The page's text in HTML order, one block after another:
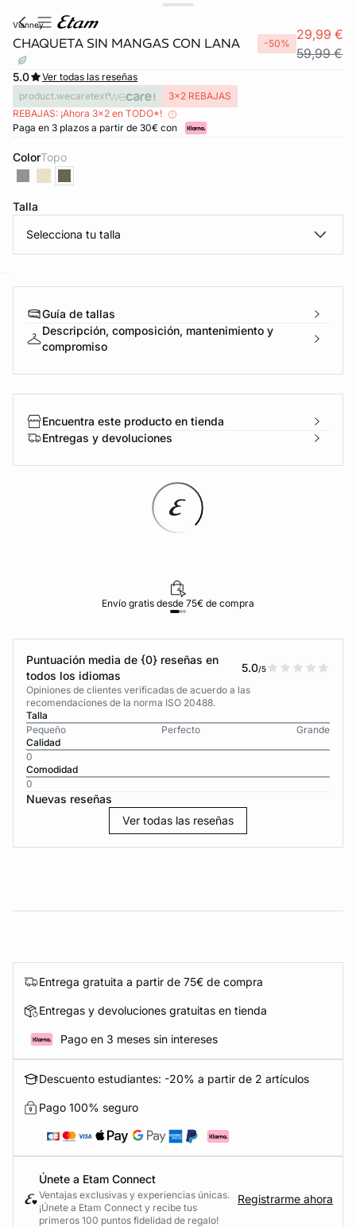
vianney
CHAQUETA SIN MANGAS CON LANA -50%
29,99 €
59,99 €
5.0
Ver todas las reseñas
product.wecaretext
3x2 REBAJAS
REBAJAS: ¡Ahora 3x2 en TODO*!
Paga en 3 plazos a partir de 30€ con
Color topo
Talla
Selecciona tu talla
Guía de tallas
Descripción, composición, mantenimiento y
compromiso
Encuentra este producto en tienda
Entregas y devoluciones
Envío gratis desde 75€ de compra
Puntuación media de {0} reseñas en
todos los idiomas
5.0/5
Opiniones de clientes verificadas de acuerdo a las
recomendaciones de la norma ISO 20488.
Talla
Pequeño
Perfecto
Grande
Calidad
0
Comodidad
0
Nuevas reseñas
Ver todas las reseñas
Entrega gratuita a partir de 75€ de compra
Entregas y devoluciones gratuitas en tienda
Pago en 3 meses sin intereses
Descuento estudiantes: -20% a partir de 2 artículos
Pago 100% seguro
Únete a Etam Connect
Ventajas exclusivas y experiencias únicas.
¡Únete a Etam Connect y recibe tus
primeros 100 puntos fidelidad de regalo!
Registrarme ahora